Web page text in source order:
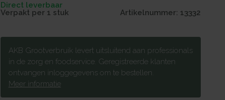
Direct leverbaar
Verpakt per 1 stuk Artikelnummer: 13332
AKB Grootverbruik levert uitsluitend aan professionals
in de zorg en foodservice. Geregistreerde klanten
ontvangen inloggegevens om te bestellen.
Meer informatie